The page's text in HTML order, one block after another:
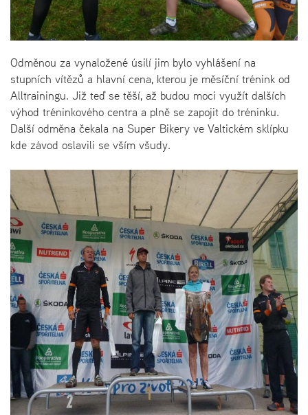
Odměnou za vynaložené úsilí jim bylo vyhlášení na
stupních vítězů a hlavní cena, kterou je měsíční trénink od
Alltrainingu. Již teď se těší, až budou moci využít dalších
výhod tréninkového centra a plně se zapojit do tréninku.
Další odměna čekala na Super Bikery ve Valtickém sklípku
kde závod oslavili se vším všudy.